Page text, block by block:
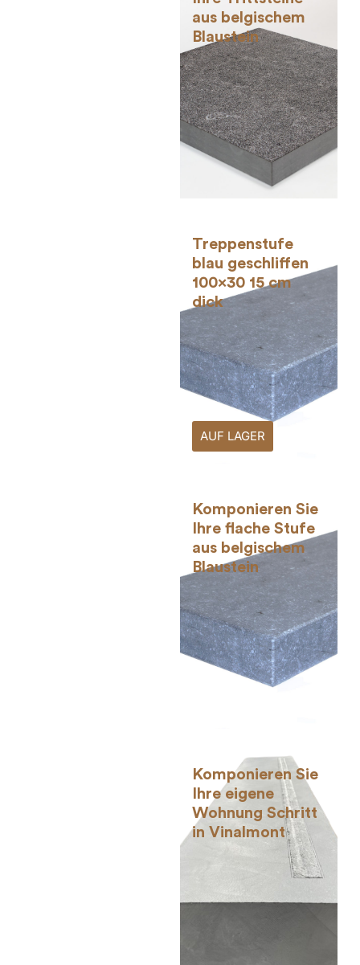
aus belgischem
Blaustein
Treppenstufe
blau geschliffen
100×30 15 cm
dick
AUF LAGER
Komponieren Sie
Ihre flache Stufe
aus belgischem
Blaustein
Komponieren Sie
Ihre eigene
Wohnung Schritt
in Vinalmont